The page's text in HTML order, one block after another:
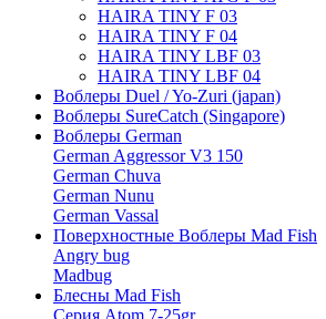
HAIRA TINY F 03
HAIRA TINY F 04
HAIRA TINY LBF 03
HAIRA TINY LBF 04
Воблеры Duel / Yo-Zuri (japan)
Воблеры SureCatch (Singapore)
Воблеры German
German Aggressor V3 150
German Chuva
German Nunu
German Vassal
Поверхностные Воблеры Mad Fish
Angry bug
Madbug
Блесны Mad Fish
Серия Atom 7-25gr